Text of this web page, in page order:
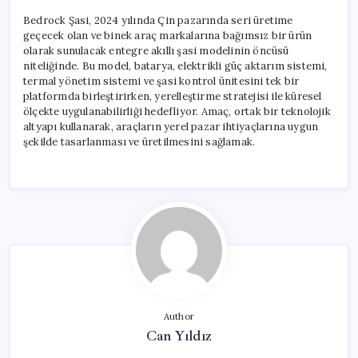
Bedrock Şasi, 2024 yılında Çin pazarında seri üretime
geçecek olan ve binek araç markalarına bağımsız bir ürün
olarak sunulacak entegre akıllı şasi modelinin öncüsü
niteliğinde. Bu model, batarya, elektrikli güç aktarım sistemi,
termal yönetim sistemi ve şasi kontrol ünitesini tek bir
platformda birleştirirken, yerelleştirme stratejisi ile küresel
ölçekte uygulanabilirliği hedefliyor. Amaç, ortak bir teknolojik
altyapı kullanarak, araçların yerel pazar ihtiyaçlarına uygun
şekilde tasarlanması ve üretilmesini sağlamak.
Author
Can Yıldız